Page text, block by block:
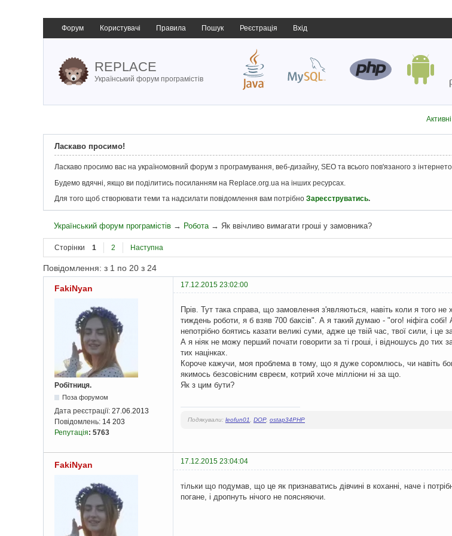
Форум Користувачі Правила Пошук Реєстрація Вхід
REPLACE
Український форум програмістів
Ласкаво просимо!
Ласкаво просимо вас на україномовний форум з програмування, веб-дизайну, SEO та всього пов'язаного з
Будемо вдячні, якщо ви поділитись посиланням на Replace.org.ua на інших ресурсах.
Для того щоб створювати теми та надсилати повідомлення вам потрібно Зареєструватись.
Український форум програмістів → Робота → Як ввічливо вимагати гроші у замовника?
Сторінки 1 2 Наступна
Повідомлення: з 1 по 20 з 24
FakiNyan 17.12.2015 23:02:00
Робітниця.
Поза форумом
Дата реєстрації: 27.06.2013
Повідомлень: 14 203
Репутація: 5763
Прів. Тут така справа, що замовлення з'являються, навіть коли я того
тиждень роботи, я б взяв 700 баксів". А я такий думаю - "ого! ніфіга
непотрібно боятись казати великі суми, адже це твій час, твої сили, і це
А я ніяк не можу перший почати говорити за ті гроші, і відношусь до
тих націнках.
Короче кажучи, моя проблема в тому, що я дуже соромлюсь, чи навіть
якимось безсовісним євреєм, котрий хоче мілліони ні за що.
Як з цим бути?
Подякували: leofun01 DOP, ostap34PHP
FakiNyan 17.12.2015 23:04:04
тільки що подумав, що це як признаватись дівчині в коханні, наче і
погане, і дропнуть нічого не поясняючи.